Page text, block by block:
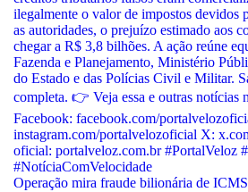
Operação mira fraude bilionária de ICMS